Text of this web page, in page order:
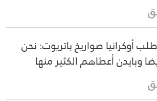
أوكرانيا صواريخ باتريوت: نحن
وبايدن أعطاهم الكثير منها